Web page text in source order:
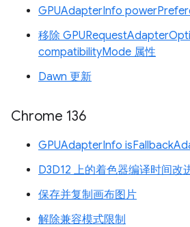
GPUAdapterInfo
移除
compatibilityMode 属性
Dawn 更新
Chrome 136
GPUAdapterInfo
D3D12 上的着色器编译时间改
保存并复制画布图片
解除兼容模式限制